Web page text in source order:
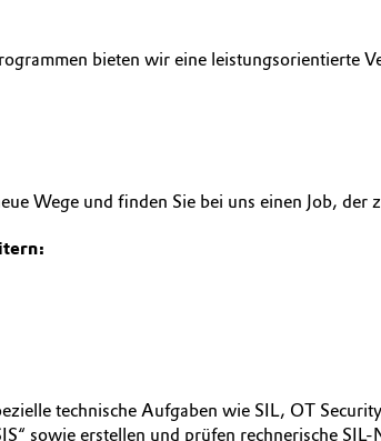
bieten wir eine leistungsorientierte
Wege und finden Sie bei uns einen Job, der
technische Aufgaben wie SIL, OT
sowie erstellen und prüfen rechnerische SIL-